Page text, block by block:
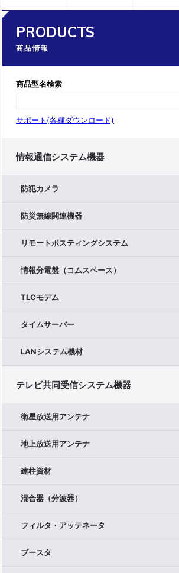
PRODUCTS
商品情報
商品型名検索
サポート(各種ダウンロード)
情報通信システム機器
防犯カメラ
防災無線関連機器
リモートポスティングシステム
情報分電盤（コムスペース）
TLCモデム
タイムサーバー
LANシステム機材
テレビ共同受信システム機器
衛星放送用アンテナ
地上放送用アンテナ
建柱資材
混合器（分波器）
フィルタ・アッテネータ
ブースタ